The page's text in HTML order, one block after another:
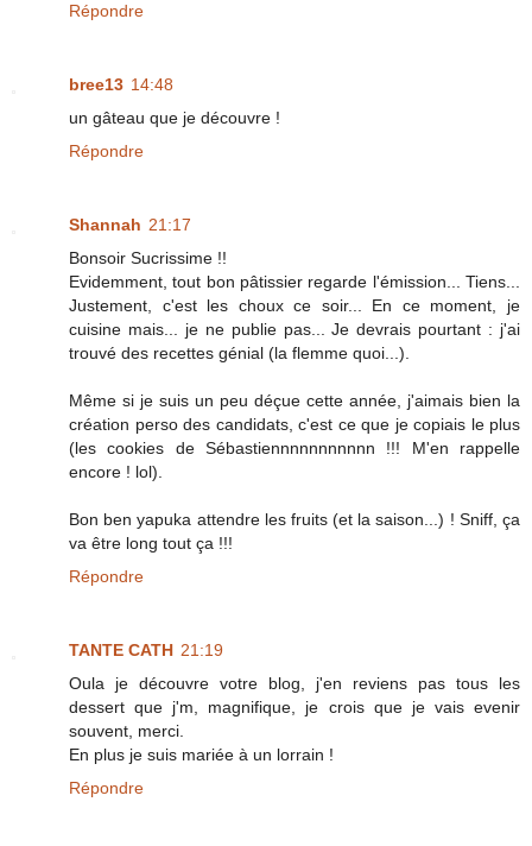
Répondre
bree13 14:48
un gâteau que je découvre !
Répondre
Shannah 21:17
Bonsoir Sucrissime !!
Evidemment, tout bon pâtissier regarde l'émission... Tiens...
Justement, c'est les choux ce soir... En ce moment, je
cuisine mais... je ne publie pas... Je devrais pourtant : j'ai
trouvé des recettes génial (la flemme quoi...).
Même si je suis un peu déçue cette année, j'aimais bien la
création perso des candidats, c'est ce que je copiais le plus
(les cookies de Sébastiennnnnnnnnnn !!! M'en rappelle
encore ! lol).
Bon ben yapuka attendre les fruits (et la saison...) ! Sniff, ça
va être long tout ça !!!
Répondre
TANTE CATH 21:19
Oula je découvre votre blog, j'en reviens pas tous les
dessert que j'm, magnifique, je crois que je vais evenir
souvent, merci.
En plus je suis mariée à un lorrain !
Répondre